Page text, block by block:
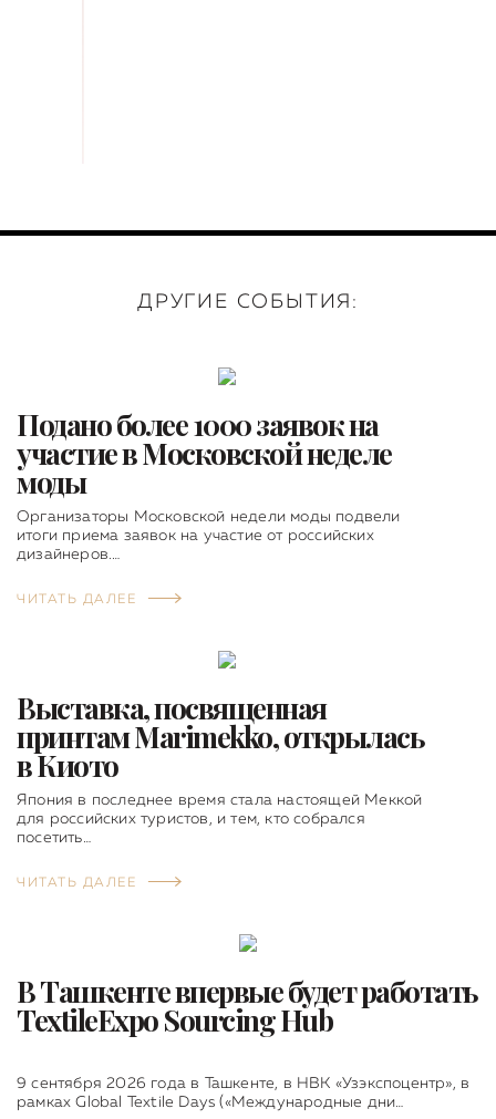
ДРУГИЕ СОБЫТИЯ:
Подано более 1000 заявок на
участие в Московской неделе
моды
Организаторы Московской недели моды подвели
итоги приема заявок на участие от российских
дизайнеров.…
ЧИТАТЬ ДАЛЕЕ
Выставка, посвященная
принтам Marimekko, открылась
в Киото
Япония в последнее время стала настоящей Меккой
для российских туристов, и тем, кто собрался
посетить…
ЧИТАТЬ ДАЛЕЕ
В Ташкенте впервые будет работать
TextileExpo Sourcing Hub
9 сентября 2026 года в Ташкенте, в НВК «Узэкспоцентр», в
рамках Global Textile Days («Международные дни…